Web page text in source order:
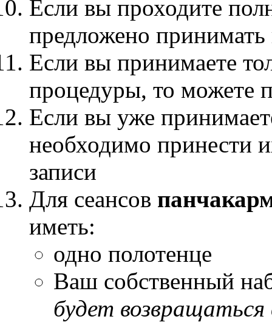
Если вы проходите
предложено
Если вы принимаете
процедуры, то можете
Если вы уже
необходимо принести
записи
Для сеансов
иметь:
одно полотенце
Ваш собственный
будет